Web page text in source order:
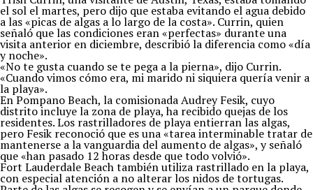
el sol el martes, pero dijo que estaba evitando el agua debido
a las «picas de algas a lo largo de la costa». Currin, quien
señaló que las condiciones eran «perfectas» durante una
visita anterior en diciembre, describió la diferencia como «día
y noche».
«No te gusta cuando se te pega a la pierna», dijo Currin.
«Cuando vimos cómo era, mi marido ni siquiera quería venir a
la playa».
En Pompano Beach, la comisionada Audrey Fesik, cuyo
distrito incluye la zona de playa, ha recibido quejas de los
residentes. Los rastrilladores de playa entierran las algas,
pero Fesik reconoció que es una «tarea interminable tratar de
mantenerse a la vanguardia del aumento de algas», y señaló
que «han pasado 12 horas desde que todo volvió».
Fort Lauderdale Beach también utiliza rastrillado en la playa,
con especial atención a no alterar los nidos de tortugas.